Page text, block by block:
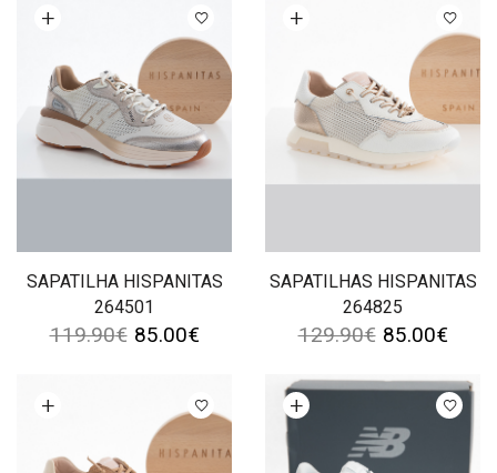
SAPATILHA HISPANITAS
264501
opções
119.90€ 85.00€
SAPATILHAS HISPANITAS
264825
Ver opções
129.90€ 85.00€
opções Ver opções